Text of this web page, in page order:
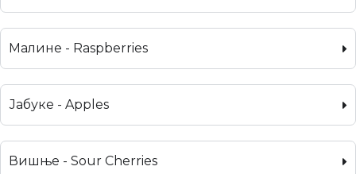
Малине - Raspberries
Јабуке - Apples
Вишње - Sour Cherries